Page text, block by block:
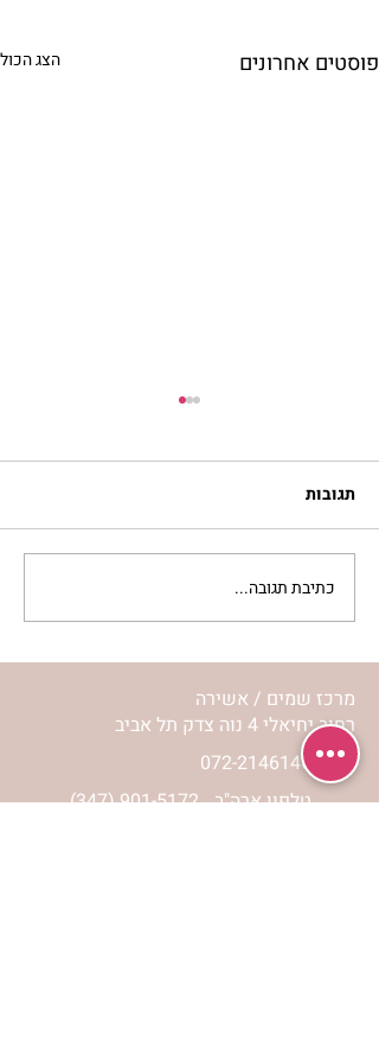
פוסטים אחרונים הצג הכול
מתגעגעות לבית המפגש,
השיעור לתשעה באב | הר'
ימימה מזרחי
תגובות
כתיבת תגובה...
מרכז שמים / אשירה
רחוב יחיאלי 4 נוה צדק תל אביב
072-2146146
(347) 901-5172 טלפון ארה"ב